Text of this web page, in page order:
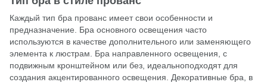
Каждый тип бра прованс имеет свои особенности и
предназначение. Бра основного освещения часто
используются в качестве дополнительного или заменяющего
элемента к люстрам. Бра направленного освещения, с
подвижным кронштейном или без, идеальноподходят для
создания акцентированного освещения. Декоративные бра, в